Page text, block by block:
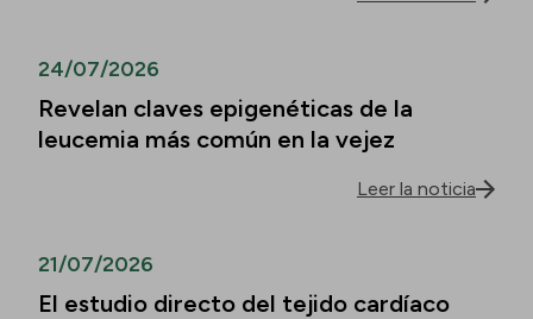
24/07/2026
Revelan claves epigenéticas de la
leucemia más común en la vejez
Leer la noticia
21/07/2026
El estudio directo del tejido cardíaco